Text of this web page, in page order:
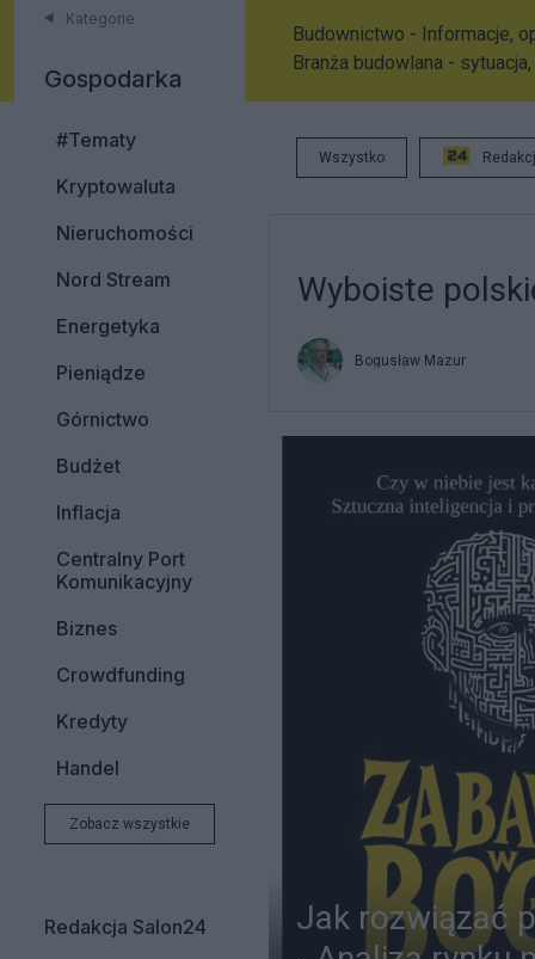
Kategorie
Gospodarka
#Tematy
Kryptowaluta
Nieruchomości
Nord Stream
Energetyka
Pieniądze
Górnictwo
Budżet
Inflacja
Centralny Port
Komunikacyjny
Biznes
Crowdfunding
Kredyty
Handel
Zobacz wszystkie
Redakcja Salon24
Budownictwo - Informacje,
Branża budowlana -
Wszystko
Wyboiste
Bogusław Mazur
Jak rozwiązać